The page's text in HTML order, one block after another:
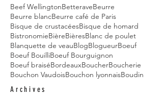
Beef WellingtonBetteraveBeurre
Beurre blancBeurre café de Paris
Bisque de crustacéesBisque de homard
BistronomieBièreBièresBlanc de poulet
Blanquette de veauBlogBlogueurBoeuf
Boeuf BouilliBoeuf Bourguignon
Boeuf braiséBordeauxBoucherBoucherie
Bouchon VaudoisBouchon lyonnaisBoudin
Archives